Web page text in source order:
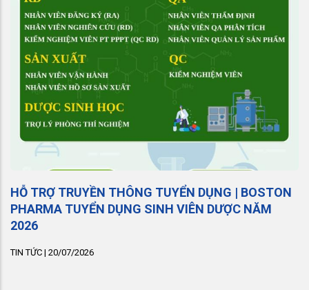
HỖ TRỢ TRUYỀN THÔNG TUYỂN DỤNG | BOSTON
PHARMA TUYỂN DỤNG SINH VIÊN DƯỢC NĂM
2026
TIN TỨC | 20/07/2026